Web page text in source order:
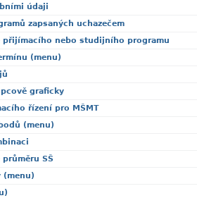
údaji
zapsaných uchazečem
přijímacího nebo studijního programu
(menu)
graficky
řízení pro MŠMT
(menu)
SŠ
(menu)